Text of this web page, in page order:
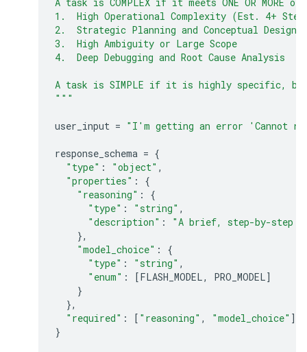
1.  High Operational Complexity (Est. 4+
2.  Strategic Planning and Conceptual Design
3.  High Ambiguity or Large Scope
4.  Deep Debugging and Root Cause Analysis
A task is SIMPLE if it is highly specific,
"""
user_input = "I'm getting an error 'Cannot
response_schema = {
"type" : "object" ,
"properties" :
{
"reasoning" :
{
"type" : "string" ,
"description" :
"A brief, step-by-step
},
"model_choice" :
{
"type" : "string" ,
"enum" : [FLASH_MODEL, PRO_MODEL]
}
},
"required" : [ "reasoning" , "model_choice" ]
}